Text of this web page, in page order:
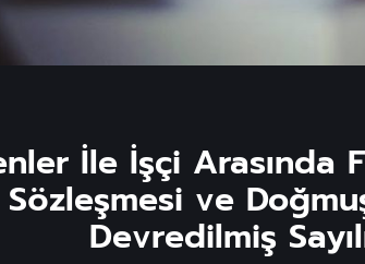
İle İşçi Arasında
ve
Devredilmiş